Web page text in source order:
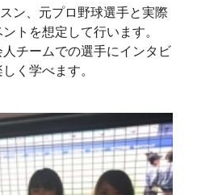
ン、元プロ野球選手と実際
トを想定して行います。
チームでの選手にインタビ
く学べます。